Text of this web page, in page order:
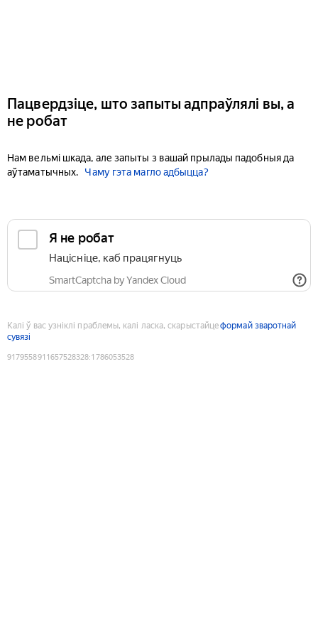
Пацвердзіце, што запыты адпраўлялі вы, а
не робат
Нам вельмі шкада, але запыты з вашай прылады падобныя да
аўтаматычных.
Чаму гэта магло адбыцца?
Я не робат
Націсніце, каб працягнуць
SmartCaptcha by Yandex Cloud
Калі ў вас узніклі праблемы, калі ласка, скарыстайцеформай зваротнай
сувязі
9179558911657528328:1786053528